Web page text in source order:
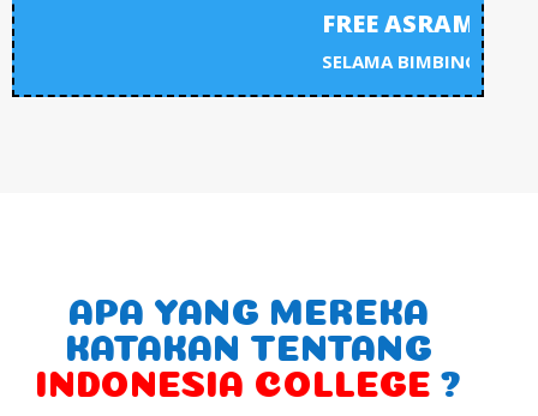
FREE ASRAMA
SELAMA BIMBINGAN
APA YANG MEREKA
KATAKAN TENTANG
INDONESIA COLLEGE ?